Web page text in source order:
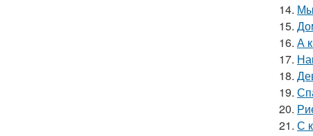
14. Мы
15.
16. А
17.
18.
19.
20.
21. С